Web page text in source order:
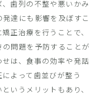
歯列の不整や悪いかみ
達にも影響を及ぼすこ
正治療を行うことで、
問題を予防することが
は、食事の効率や発話
よって歯並びが整う
いうメリットもあり、